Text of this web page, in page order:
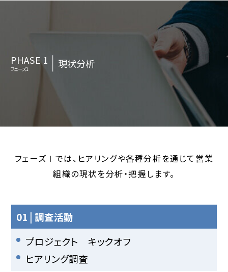
PHASE 1
フェーズ1 現状分析
フェーズⅠでは、ヒアリングや各種分析を通じて営業
組織の現状を分析・把握します。
01 | 調査活動
プロジェクト キックオフ
ヒアリング調査